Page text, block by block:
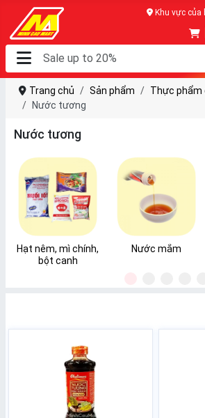
Khu vực của
Trang chủ Sản phẩm
Thực phẩm
Nước tương
Nước tương
Hạt nêm, mì chính,
bột canh
Nước mắm